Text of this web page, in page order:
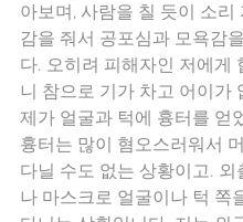
아보며, 사람을 칠 듯이 소리
감을 줘서 공포심과 모욕감
다. 오히려 피해자인 저에게
니 참으로 기가 차고 어이가
제가 얼굴과 턱에 흉터를 얻
흉터는 많이 혐오스러워서
다닐 수도 없는 상황이고. 외
나 마스크로 얼굴이나 턱 쪽